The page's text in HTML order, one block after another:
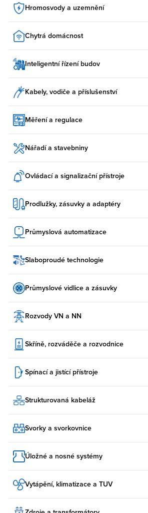
Hromosvody a uzemnění
Chytrá domácnost
Inteligentní řízení budov
Kabely, vodiče a příslušenství
Měření a regulace
Nářadí a stavebniny
Ovládací a signalizační přístroje
Prodlužky, zásuvky a adaptéry
Průmyslová automatizace
Slaboproudé technologie
Průmyslové vidlice a zásuvky
Rozvody VN a NN
Skříně, rozváděče a rozvodnice
Spínací a jistící přístroje
Strukturovaná kabeláž
Svorky a svorkovnice
Úložné a nosné systémy
Vytápění, klimatizace a TUV